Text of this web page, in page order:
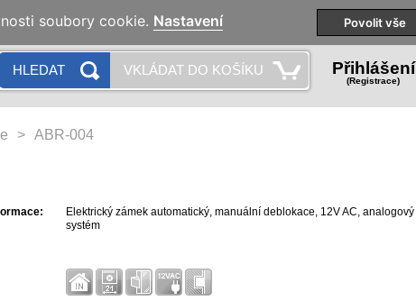
Naše pobočky Technická podpora
HLEDAT VKLÁDAT DO KOŠÍKU Přihlášení
(Registrace)
> ABR-004
Elektrický zámek automatický, manuální deblokace, 12V AC, analogový
systém
soubory cookie. Nastavení Povolit vše